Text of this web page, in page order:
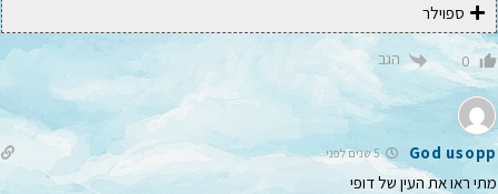
ספוילר
0 הגב
God usopp 5 שנים לפני
מתי ראו את העין של דופי